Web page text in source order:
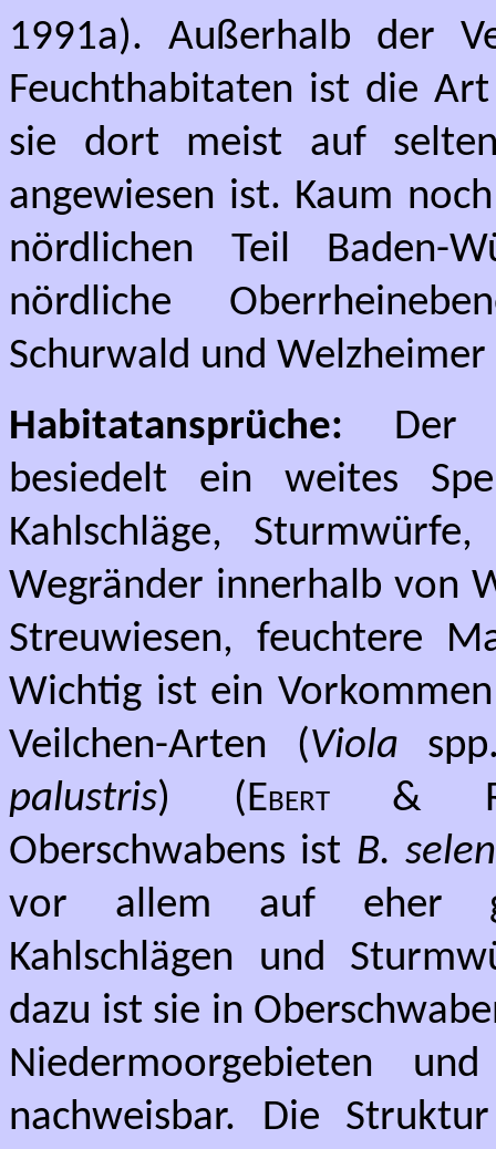
1991a). Außerhalb der
Feuchthabitaten ist die
sie dort meist auf
angewiesen ist. Kaum
nördlichen Teil Baden-
nördliche
Schurwald und
Habitatansprüche: Der
besiedelt ein weites
Kahlschläge,
Wegränder innerhalb von
Streuwiesen, feuchtere
Wichtig ist ein
Veilchen-Arten (Viola
palustris) (Ebert &
Oberschwabens ist B.
vor allem auf eher
Kahlschlägen und
dazu ist sie in
Niedermoorgebieten
nachweisbar. Die